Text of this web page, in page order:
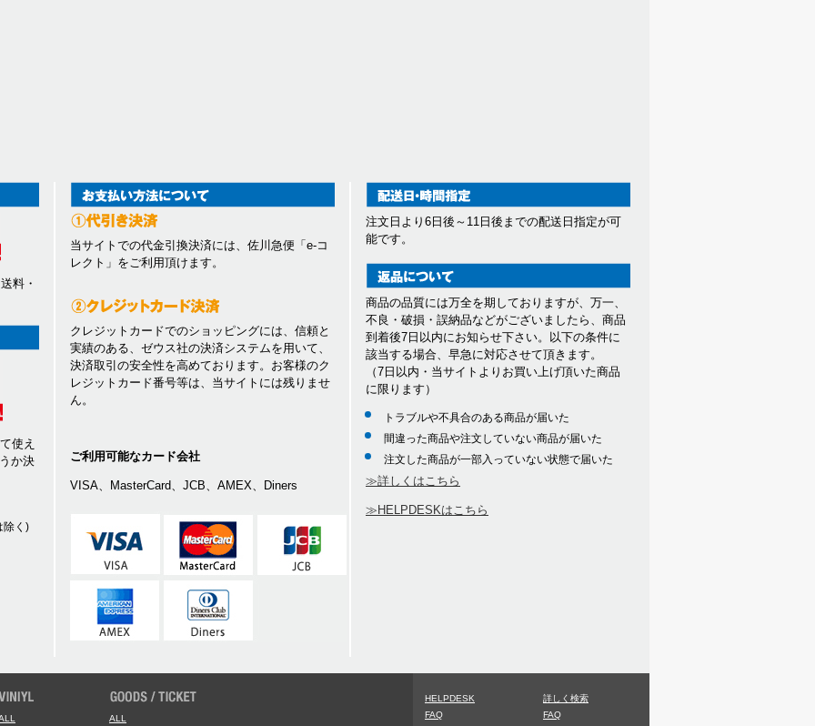
料・
使え
か決
除く)
当サイトでの代金引換決済には、佐川急便「e-コ
レクト」をご利用頂けます。
クレジットカードでのショッピングには、信頼と
実績のある、ゼウス社の決済システムを用いて、
決済取引の安全性を高めております。お客様のク
レジットカード番号等は、当サイトには残りませ
ん。
ご利用可能なカード会社
VISA、MasterCard、JCB、AMEX、Diners
注文日より6日後～11日後までの配送日指定が可
能です。
商品の品質には万全を期しておりますが、万一、
不良・破損・誤納品などがございましたら、商品
到着後7日以内にお知らせ下さい。以下の条件に
該当する場合、早急に対応させて頂きます。
（7日以内・当サイトよりお買い上げ頂いた商品
に限ります）
トラブルや不具合のある商品が届いた
間違った商品や注文していない商品が届いた
注文した商品が一部入っていない状態で届いた
≫詳しくはこちら
≫HELPDESKはこちら
ALL
HELPDESK
FAQ
詳しく検索
FAQ